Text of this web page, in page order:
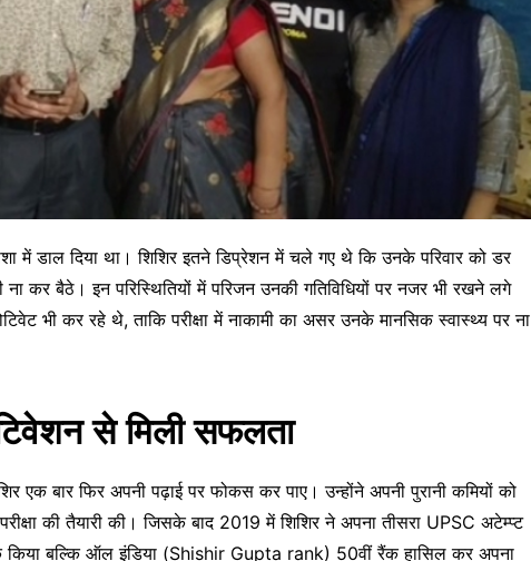
में डाल दिया था। शिशिर इतने डिप्रेशन में चले गए थे कि उनके परिवार को डर
कर बैठे। इन परिस्थितियों में परिजन उनकी गतिविधियों पर नजर भी रखने लगे
भी कर रहे थे, ताकि परीक्षा में नाकामी का असर उनके मानसिक स्वास्थ्य पर ना
से मिली सफलता
एक बार फिर अपनी पढ़ाई पर फोकस कर पाए। उन्होंने अपनी पुरानी कमियों को
की तैयारी की। जिसके बाद 2019 में शिशिर ने अपना तीसरा UPSC अटेम्प्ट
किया बल्कि ऑल इंडिया (Shishir Gupta rank) 50वीं रैंक हासिल कर अपना